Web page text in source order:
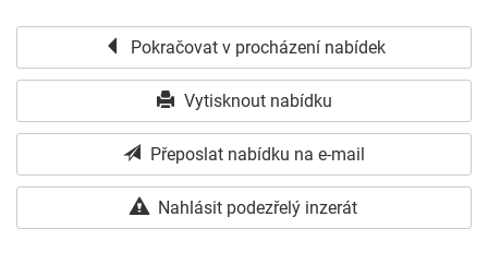
Pokračovat v procházení nabídek
Vytisknout nabídku
Přeposlat nabídku na e-mail
Nahlásit podezřelý inzerát